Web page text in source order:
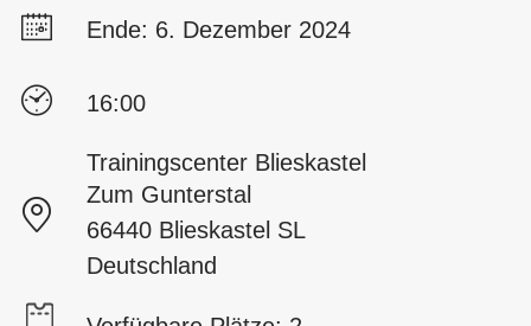
Ende: 6. Dezember 2024
16:00
Trainingscenter Blieskastel
Zum Gunterstal
66440 Blieskastel SL
Deutschland